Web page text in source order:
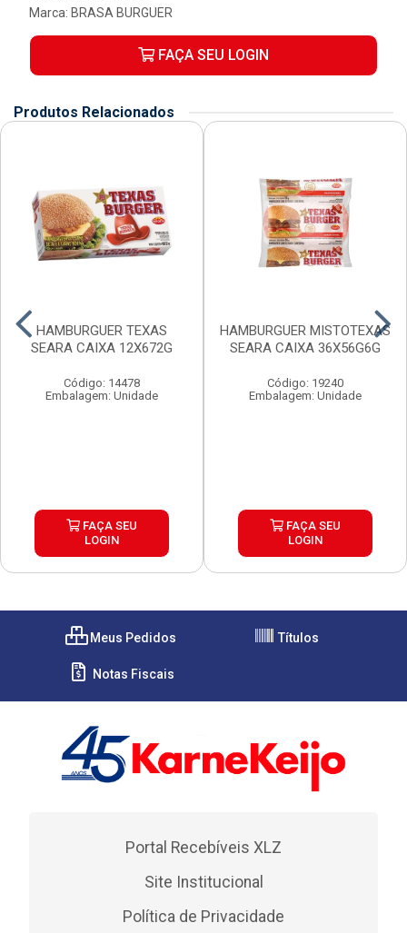
Marca: BRASA BURGUER
FAÇA SEU LOGIN
Produtos Relacionados
HAMBURGUER TEXAS
SEARA CAIXA 12X672G
Código: 14478
Embalagem: Unidade
FAÇA SEU
LOGIN
HAMBURGUER MISTOTEXAS
SEARA CAIXA 36X56G6G
Código: 19240
Embalagem: Unidade
FAÇA SEU
LOGIN
Meus Pedidos Títulos
Notas Fiscais
Portal Recebíveis XLZ
Site Institucional
Política de Privacidade